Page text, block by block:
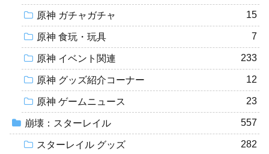
原神 ガチャガチャ 15
原神 食玩・玩具 7
原神 イベント関連 233
原神 グッズ紹介コーナー 12
原神 ゲームニュース 23
崩壊：スターレイル 557
スターレイル グッズ 282